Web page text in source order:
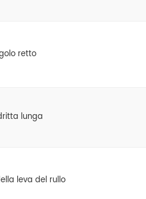
retto
lunga
leva del rullo